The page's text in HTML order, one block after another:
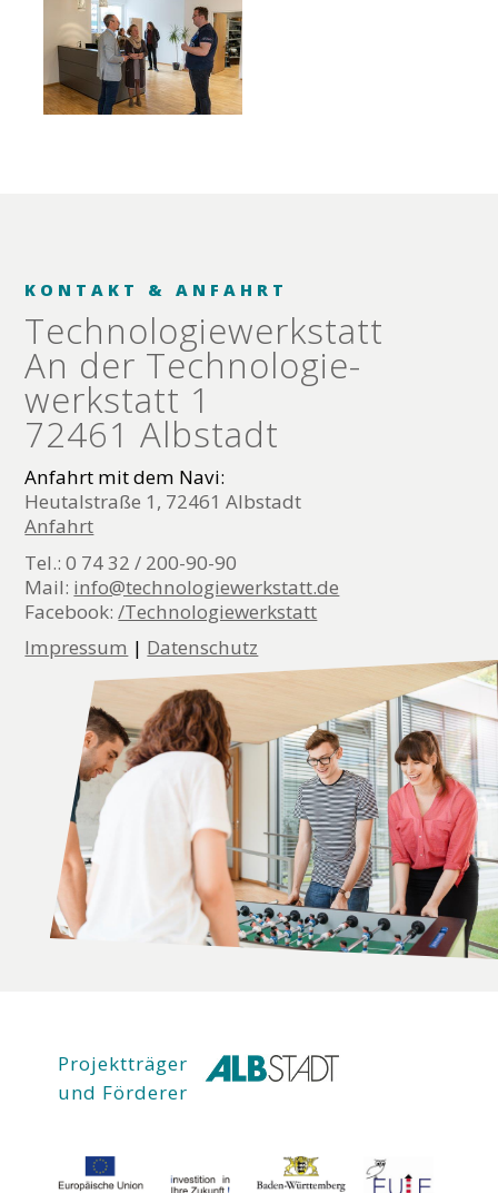
KONTAKT & ANFAHRT
Technologie­werkstatt
An der Technologie­
werkstatt 1
72461 Albstadt
Anfahrt mit dem Navi:
Heutalstraße 1, 72461 Albstadt
Anfahrt
Tel.: 0 74 32 / 200-90-90
Mail: info@technologiewerkstatt.de
Facebook:/Technologiewerkstatt
Impressum | Datenschutz
Projektträger
und Förderer